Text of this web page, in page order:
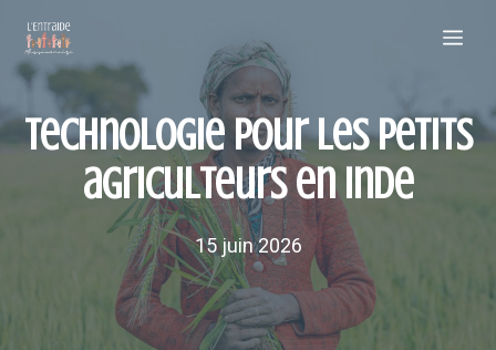
contenu
Technologie pour les petits
agriculteurs en Inde
15 juin 2026